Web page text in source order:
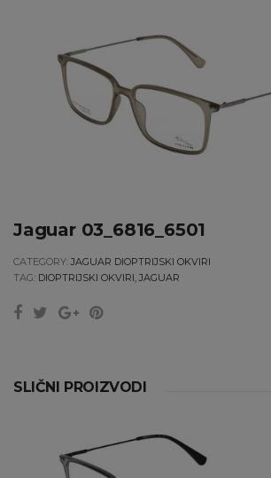
Jaguar 03_6816_6501
CATEGORY: JAGUAR DIOPTRIJSKI OKVIRI
TAG: DIOPTRIJSKI OKVIRI, JAGUAR
SLIČNI PROIZVODI